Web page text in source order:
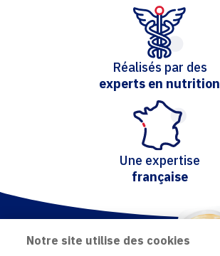
Réalisés par des
experts en nutrition
Une expertise
française
Notre site utilise des cookies